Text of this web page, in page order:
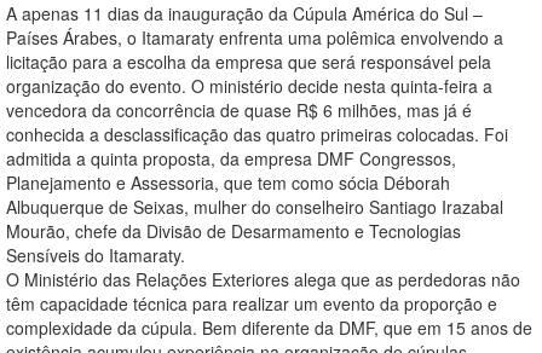
A apenas 11 dias da inauguração da Cúpula América do Sul –
Países Árabes, o Itamaraty enfrenta uma polêmica envolvendo a
licitação para a escolha da empresa que será responsável pela
organização do evento. O ministério decide nesta quinta-feira a
vencedora da concorrência de quase R$ 6 milhões, mas já é
conhecida a desclassificação das quatro primeiras colocadas. Foi
admitida a quinta proposta, da empresa DMF Congressos,
Planejamento e Assessoria, que tem como sócia Déborah
Albuquerque de Seixas, mulher do conselheiro Santiago Irazabal
Mourão, chefe da Divisão de Desarmamento e Tecnologias
Sensíveis do Itamaraty.
O Ministério das Relações Exteriores alega que as perdedoras não
têm capacidade técnica para realizar um evento da proporção e
complexidade da cúpula. Bem diferente da DMF, que em 15 anos de